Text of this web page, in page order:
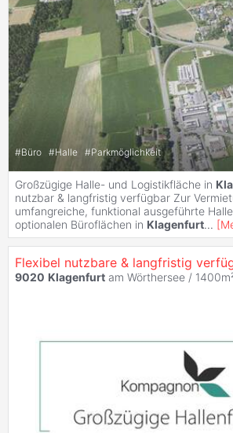
#Büro #Halle #Parkmöglichkeit
Großzügige Halle- und Logistikfläche in
nutzbar & langfristig verfügbar Zur
umfangreiche, funktional ausgeführte
optionalen Büroflächen in Klagenfurt... [
9020 Klagenfurt am Wörthersee /